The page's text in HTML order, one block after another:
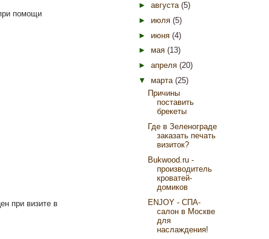
помощи
при визите в
► августа (5)
► июля (5)
► июня (4)
► мая (13)
► апреля (20)
▼ марта (25)
Причины
поставить
брекеты
Где в Зеленограде
заказать печать
визиток?
Bukwood.ru -
производитель
кроватей-
домиков
ENJOY - СПА-
салон в Москве
для
наслаждения!